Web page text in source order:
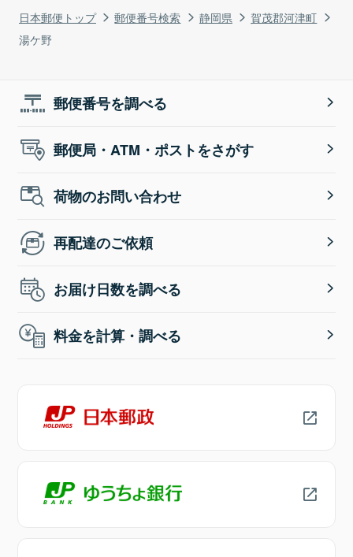
日本郵便トップ 郵便番号検索 静岡県
賀茂郡河津町
湯ケ野
郵便番号を調べる
郵便局・ATM・ポストをさがす
荷物のお問い合わせ
再配達のご依頼
お届け日数を調べる
料金を計算・調べる